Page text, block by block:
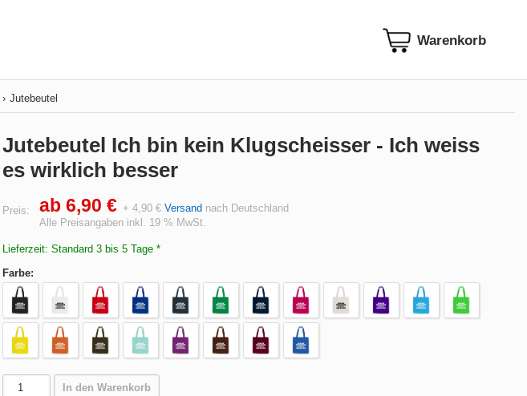
Jutebeutel
Jutebeutel Ich bin kein Klugscheisser - Ich weiss
es wirklich besser
Preis: ab 6,90 € + 4,90 € Versand nach Deutschland
Alle Preisangaben inkl. 19 % MwSt.
Lieferzeit: Standard 3 bis 5 Tage *
Farbe:
In den Warenkorb